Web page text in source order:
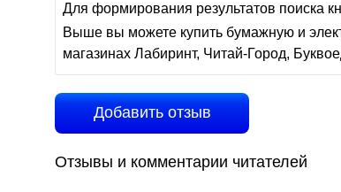
Для формирования результатов поиска
Выше вы можете купить бумажную и
магазинах Лабиринт, Читай-Город,
Добавить отзыв
Отзывы и комментарии читателей